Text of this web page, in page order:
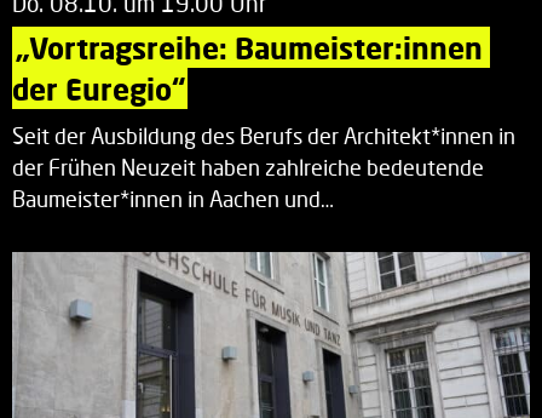
„Vortragsreihe: Baumeister:innen
der Euregio“
Seit der Ausbildung des Berufs der Architekt*innen in
der Frühen Neuzeit haben zahlreiche bedeutende
Baumeister*innen in Aachen und…